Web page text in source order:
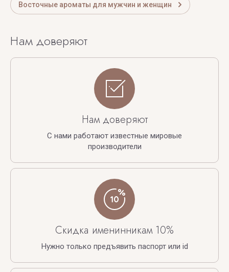
Восточные ароматы для мужчин и женщин
Нам доверяют
Нам доверяют
С нами работают известные мировые
производители
Скидка именинникам 10%
Нужно только предъявить паспорт или id